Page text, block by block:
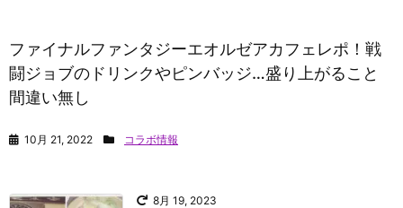
ファイナルファンタジーエオルゼアカフェレポ！戦
闘ジョブのドリンクやピンバッジ…盛り上がること
間違い無し
10月 21, 2022 コラボ情報
8月 19, 2023